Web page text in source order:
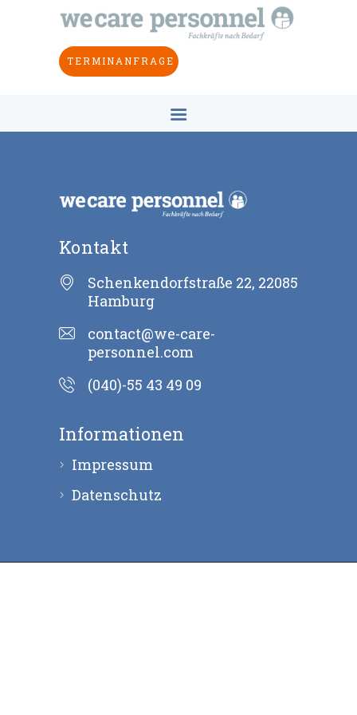
TERMINANFRAGE
HOME
ÜBER UNS
BRANCHEN
DE
Kontakt
Schenkendorfstraße 22, 22085
Hamburg
contact@we-care-
personnel.com
(040)-55 43 49 09
Informationen
Impressum
Datenschutz